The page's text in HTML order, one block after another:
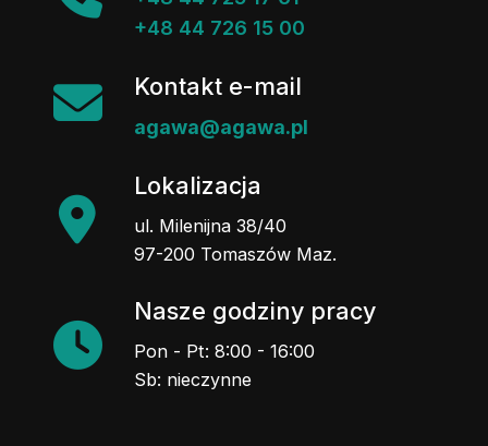
+48 44 726 15 00
Kontakt e-mail
agawa@agawa.pl
Lokalizacja
ul. Milenijna 38/40
97-200 Tomaszów Maz.
Nasze godziny pracy
Pon - Pt: 8:00 - 16:00
Sb: nieczynne